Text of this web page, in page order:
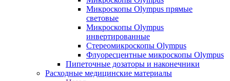
Микроскопы Olympus прямые
световые
Микроскопы Olympus
инвертированные
Стереомикроскопы Olympus
Флуоресцентные микроскопы Olympus
Пипеточные дозаторы и наконечники
Расходные медицинские материалы